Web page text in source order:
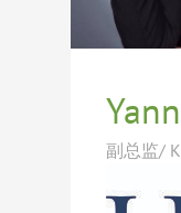
School
School）
Loomis
校（St.
（The
校（The
副总监/